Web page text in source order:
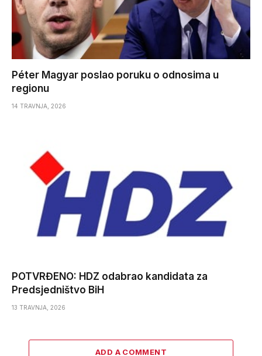
Péter Magyar poslao poruku o odnosima u
regionu
14 TRAVNJA, 2026
POTVRĐENO: HDZ odabrao kandidata za
Predsjedništvo BiH
13 TRAVNJA, 2026
ADD A COMMENT